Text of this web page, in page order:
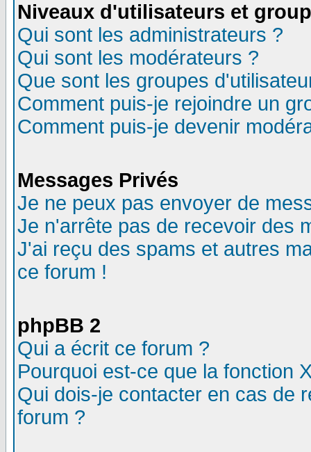
Niveaux d'utilisateurs et
Qui sont les administrateurs ?
Qui sont les modérateurs ?
Que sont les groupes
Comment puis-je rejoindre un
Comment puis-je devenir
Messages Privés
Je ne peux pas envoyer de
Je n'arrête pas de recevoir des
J'ai reçu des spams et autres
ce forum !
phpBB 2
Qui a écrit ce forum ?
Pourquoi est-ce que la fonction
Qui dois-je contacter en cas de
forum ?